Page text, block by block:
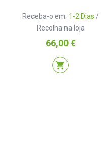
Receba-o em: 1-2 Dias /
Recolha na loja
Preço
66,00 €
shopping_cart